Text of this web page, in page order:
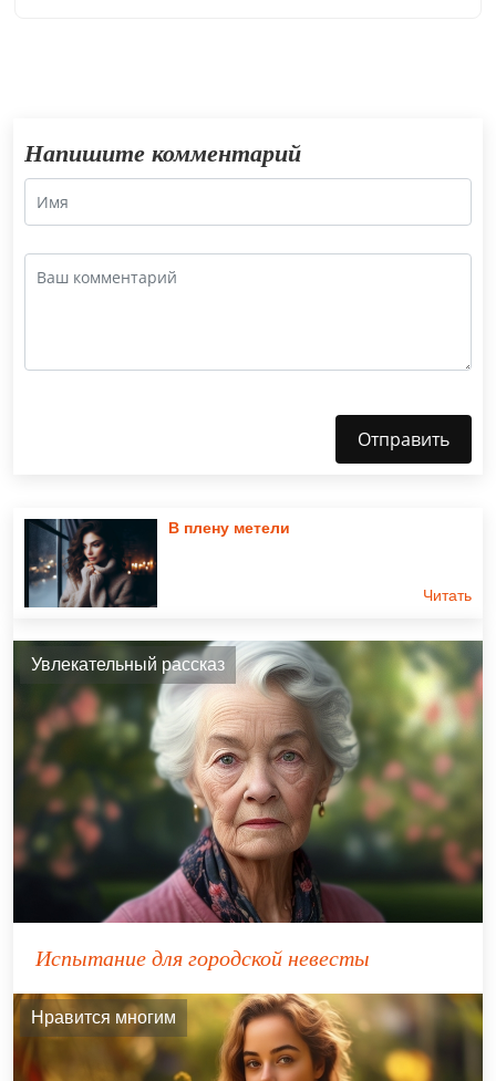
Напишите комментарий
Отправить
В плену метели
Читать
Увлекательный рассказ
Испытание для городской невесты
Нравится многим